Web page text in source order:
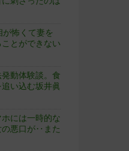
怖くて妻を
とができない
動体験談。食
い込む坂井眞
には一時的な
の悪口が‥また